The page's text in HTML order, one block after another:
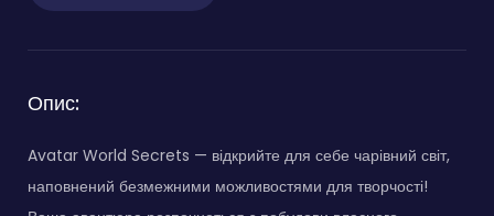
Опис:
Avatar World Secrets — відкрийте для себе чарівний світ,
наповнений безмежними можливостями для творчості!